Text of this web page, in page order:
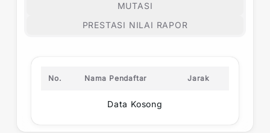
MUTASI
PRESTASI NILAI RAPOR
No. Nama Pendaftar Jarak
Data Kosong